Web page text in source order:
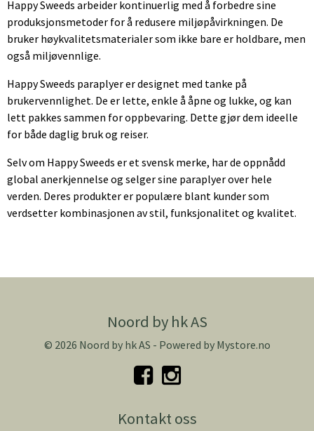
Happy Sweeds arbeider kontinuerlig med å forbedre sine
produksjonsmetoder for å redusere miljøpåvirkningen. De
bruker høykvalitetsmaterialer som ikke bare er holdbare, men
også miljøvennlige.
Happy Sweeds paraplyer er designet med tanke på
brukervennlighet. De er lette, enkle å åpne og lukke, og kan
lett pakkes sammen for oppbevaring. Dette gjør dem ideelle
for både daglig bruk og reiser.
Selv om Happy Sweeds er et svensk merke, har de oppnådd
global anerkjennelse og selger sine paraplyer over hele
verden. Deres produkter er populære blant kunder som
verdsetter kombinasjonen av stil, funksjonalitet og kvalitet.
Noord by hk AS
© 2026 Noord by hk AS - Powered by Mystore.no
Kontakt oss